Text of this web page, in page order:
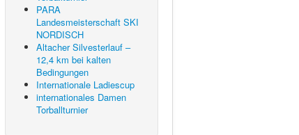
PARA
Landesmeisterschaft SKI
NORDISCH
Altacher Silvesterlauf –
12,4 km bei kalten
Bedingungen
Internationale Ladiescup
internationales Damen
Torballturnier